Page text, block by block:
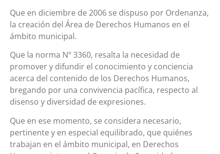
Que en diciembre de 2006 se dispuso por Ordenanza,
la creación del Área de Derechos Humanos en el
ámbito municipal.
Que la norma Nº 3360, resalta la necesidad de
promover y difundir el conocimiento y conciencia
acerca del contenido de los Derechos Humanos,
bregando por una convivencia pacífica, respecto al
disenso y diversidad de expresiones.
Que en ese momento, se considera necesario,
pertinente y en especial equilibrado, que quiénes
trabajan en el ámbito municipal, en Derechos